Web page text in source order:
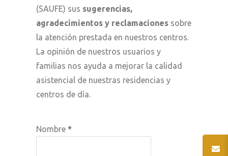
(SAUFE) sus sugerencias,
agradecimientos y reclamaciones sobre
la atención prestada en nuestros centros.
La opinión de nuestros usuarios y
familias nos ayuda a mejorar la calidad
asistencial de nuestras residencias y
centros de día.
Nombre *